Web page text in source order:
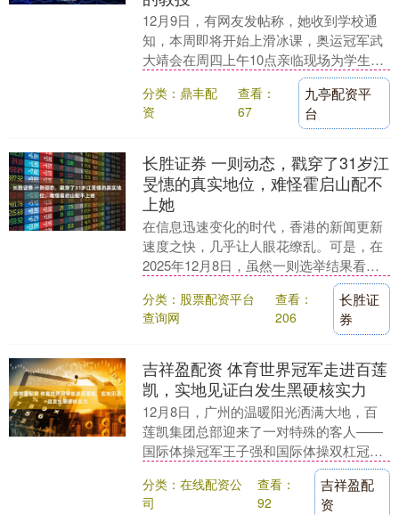
12月9日，有网友发帖称，她收到学校通
知，本周即将开始上滑冰课，奥运冠军武
大靖会在周四上午10点亲临现场为学生授
课，不少网友对此表示羡慕。 据通知内容
显示：本周....
分类：鼎丰配
资
查看：
67
九亭配资平
台
长胜证券 一则动态，戳穿了31岁江
旻憓的真实地位，难怪霍启山配不
上她
在信息迅速变化的时代，香港的新闻更新
速度之快，几乎让人眼花缭乱。可是，在
2025年12月8日，虽然一则选举结果看似
并不惊人，却在大众的心中掀起了轩然大
波。这则新....
分类：股票配资平台
查询网
查看：
206
长胜证
券
吉祥盈配资 体育世界冠军走进百莲
凯，实地见证白发生黑硬核实力
12月8日，广州的温暖阳光洒满大地，百
莲凯集团总部迎来了一对特殊的客人——
国际体操冠军王子强和国际体操双杠冠军
黄泽楠。两位冠军走进百莲凯总部，深入
考察备受关注的....
分类：在线配资公
司
查看：
92
吉祥盈配
资